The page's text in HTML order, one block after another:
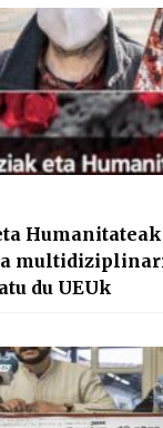
Humanitateak
du UEUk